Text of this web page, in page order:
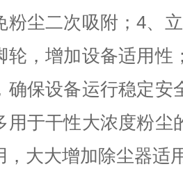
粉尘二次吸附；4、
轮，增加设备适用性
确保设备运行稳定安
用于干性大浓度粉尘
，大大增加除尘器适